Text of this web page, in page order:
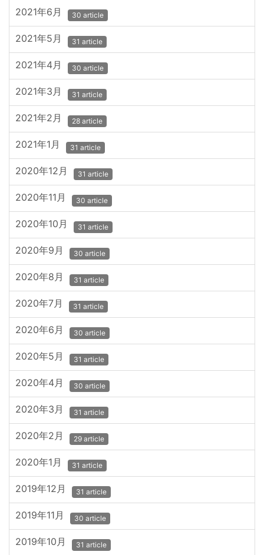
2021年6月 30 article
2021年5月 31 article
2021年4月 30 article
2021年3月 31 article
2021年2月 28 article
2021年1月 31 article
2020年12月 31 article
2020年11月 30 article
2020年10月 31 article
2020年9月 30 article
2020年8月 31 article
2020年7月 31 article
2020年6月 30 article
2020年5月 31 article
2020年4月 30 article
2020年3月 31 article
2020年2月 29 article
2020年1月 31 article
2019年12月 31 article
2019年11月 30 article
2019年10月 31 article